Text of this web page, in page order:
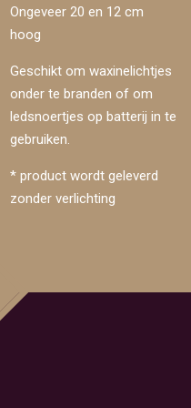
Ongeveer 20 en 12 cm
hoog
Geschikt om waxinelichtjes
onder te branden of om
ledsnoertjes op batterij in te
gebruiken.
* product wordt geleverd
zonder verlichting